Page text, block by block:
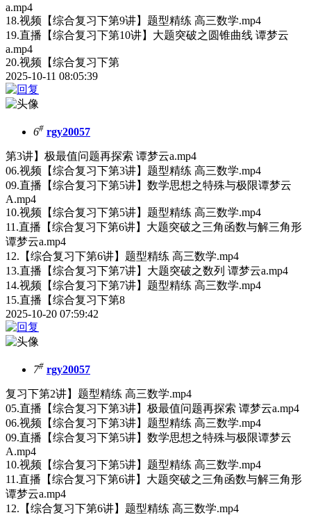
a.mp4
18.视频【综合复习下第9讲】题型精练 高三数学.mp4
19.直播【综合复习下第10讲】大题突破之圆锥曲线 谭梦云
a.mp4
20.视频【综合复习下第
2025-10-11 08:05:39
6# rgy20057
第3讲】极最值问题再探索 谭梦云a.mp4
06.视频【综合复习下第3讲】题型精练 高三数学.mp4
09.直播【综合复习下第5讲】数学思想之特殊与极限谭梦云
A.mp4
10.视频【综合复习下第5讲】题型精练 高三数学.mp4
11.直播【综合复习下第6讲】大题突破之三角函数与解三角形
谭梦云a.mp4
12.【综合复习下第6讲】题型精练 高三数学.mp4
13.直播【综合复习下第7讲】大题突破之数列 谭梦云a.mp4
14.视频【综合复习下第7讲】题型精练 高三数学.mp4
15.直播【综合复习下第8
2025-10-20 07:59:42
7# rgy20057
复习下第2讲】题型精练 高三数学.mp4
05.直播【综合复习下第3讲】极最值问题再探索 谭梦云a.mp4
06.视频【综合复习下第3讲】题型精练 高三数学.mp4
09.直播【综合复习下第5讲】数学思想之特殊与极限谭梦云
A.mp4
10.视频【综合复习下第5讲】题型精练 高三数学.mp4
11.直播【综合复习下第6讲】大题突破之三角函数与解三角形
谭梦云a.mp4
12.【综合复习下第6讲】题型精练 高三数学.mp4